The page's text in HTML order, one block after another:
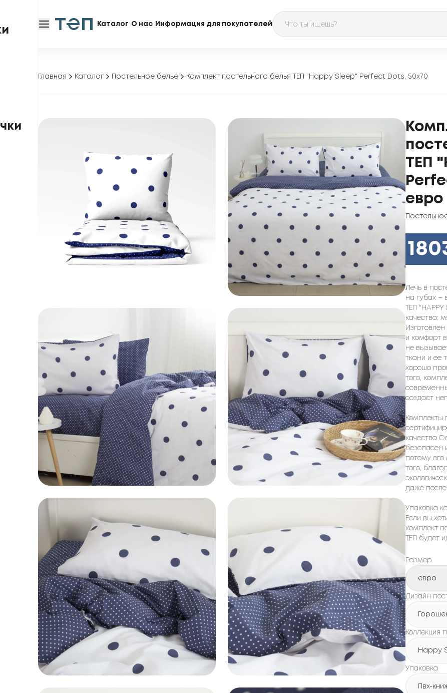
Каталог О нас Информация для покупателей
Главная Каталог Постельное белье Комплект постельного белья ТЕП "Happy Sleep" Perfect Dots, 50x70
ТЕП
евро
Лечь в
на губах –
ТЕП
качества:
и комфорт
не
ткани и ее
хорошо
того,
создаст
Комплекты
качества
безопасен
потому его
того,
даже после
Упаковка
Если вы
комплект
ТЕП будет
Размер
евро
Дизайн
Коллекция
Happy
Упаковка
Пвх-